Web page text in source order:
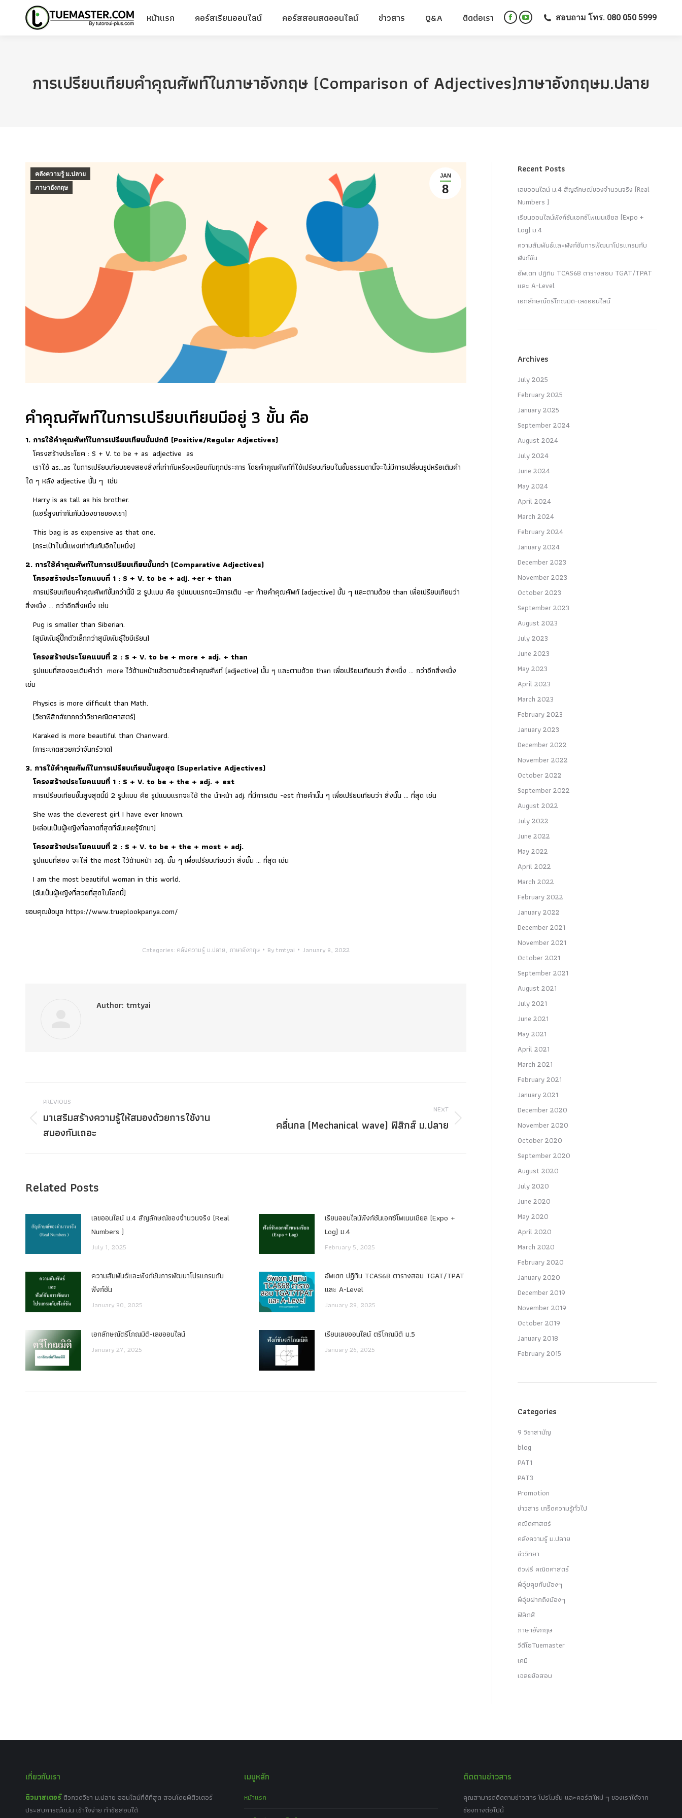
หน้าแรก คอร์สเรียนออนไลน์ คอร์สสอนสดออนไลน์ ข่าวสาร Q&A ติดต่อเรา
Facebook
new
window
YouTube
window
สอบถาม โทร. 080 050 5999
การเปรียบเทียบคำคุณศัพท์ในภาษาอังกฤษ (Comparison of Adjectives)ภาษาอังกฤษม.ปลาย
JAN
8
คลังความรู้ ม.ปลาย
ภาษาอังกฤษ
คำคุณศัพท์ในการเปรียบเทียบมีอยู่ 3 ขั้น คือ
1. การใช้คำคุณศัพท์ในการเปรียบเทียบขั้นปกติ (Positive/Regular Adjectives)
โครงสร้างประโยค : S + V. to be + as adjective as
เราใช้ as…as ในการเปรียบเทียบของสองสิ่งที่เท่ากันหรือเหมือนกันทุกประการ โดยคำคุณศัพท์ที่ใช้เปรียบเทียบในขั้นธรรมดานี้จะไม่มีการเปลี่ยนรูปหรือเติมคำ
ใด ๆ หลัง adjective นั้น ๆ เช่น
Harry is as tall as his brother.
(แฮรี่สูงเท่ากันกับน้องชายของเขา)
This bag is as expensive as that one.
(กระเป๋าใบนี้แพงเท่ากันกับอีกใบหนึ่ง)
2. การใช้คำคุณศัพท์ในการเปรียบเทียบขั้นกว่า (Comparative Adjectives)
โครงสร้างประโยคแบบที่ 1 : S + V. to be + adj. +er + than
การเปรียบเทียบคำคุณศัพท์ขั้นกว่านี้มี 2 รูปแบบ คือ รูปแบบแรกจะมีการเติม -er ท้ายคำคุณศัพท์ (adjective) นั้น ๆ และตามด้วย than เพื่อเปรียบเทียบว่า
สิ่งหนึ่ง … กว่าอีกสิ่งหนึ่ง เช่น
Pug is smaller than Siberian.
(สุนัขพันธุ์ปั๊กตัวเล็กกว่าสุนัขพันธุ์ไซบีเรียน)
โครงสร้างประโยคแบบที่ 2 : S + V. to be + more + adj. + than
รูปแบบที่สองจะเติมคำว่า more ไว้ด้านหน้าแล้วตามด้วยคำคุณศัพท์ (adjective) นั้น ๆ และตามด้วย than เพื่อเปรียบเทียบว่า สิ่งหนึ่ง … กว่าอีกสิ่งหนึ่ง
เช่น
Physics is more difficult than Math.
(วิชาฟิสิกส์ยากกว่าวิชาคณิตศาสตร์)
Karaked is more beautiful than Chanward.
(การะเกดสวยกว่าจันทร์วาด)
3. การใช้คำคุณศัพท์ในการเปรียบเทียบขั้นสูงสุด (Superlative Adjectives)
โครงสร้างประโยคแบบที่ 1 : S + V. to be + the + adj. + est
การเปรียบเทียบขั้นสูงสุดนี้มี 2 รูปแบบ คือ รูปแบบแรกจะใช้ the นำหน้า adj. ที่มีการเติม -est ท้ายคำนั้น ๆ เพื่อเปรียบเทียบว่า สิ่งนั้น … ที่สุด เช่น
She was the cleverest girl I have ever known.
(หล่อนเป็นผู้หญิงที่ฉลาดที่สุดที่ฉันเคยรู้จักมา)
โครงสร้างประโยคแบบที่ 2 : S + V. to be + the + most + adj.
รูปแบบที่สอง จะใส่ the most ไว้ด้านหน้า adj. นั้น ๆ เพื่อเปรียบเทียบว่า สิ่งนั้น … ที่สุด เช่น
I am the most beautiful woman in this world.
(ฉันเป็นผู้หญิงที่สวยที่สุดในโลกนี้)
ขอบคุณข้อมูล https://www.trueplookpanya.com/
Categories: คลังความรู้ ม.ปลาย, ภาษาอังกฤษ Bytmtyai January 8, 2022
Author: tmtyai
Post
navigation
PREVIOUS
Previous
post:
มาเสริมสร้างความรู้ให้สมองด้วยการใช้งาน
สมองกันเถอะ
NEXT
คลื่นกล (Mechanical wave) ฟิสิกส์ ม.ปลาย
Related Posts
เลขออนไลน์ ม.4 สัญลักษณ์ของจำนวนจริง (Real
Numbers )
July 1, 2025
เรียนออนไลน์ฟังก์ชันเอกซ์โพเนนเชียล (Expo +
Log) ม.4
February 5, 2025
ความสัมพันธ์และฟังก์ชันการพัฒนาโปรแกรมกับ
ฟังก์ชัน
January 30, 2025
อัพเดท ปฏิทิน TCAS68 ตารางสอบ TGAT/TPAT
และ A-Level
January 29, 2025
เอกลักษณ์ตรีโกณมิติ-เลขออนไลน์
January 27, 2025
เรียนเลขออนไลน์ ตรีโกณมิติ ม.5
January 26, 2025
Recent Posts
เลขออนไลน์ ม.4 สัญลักษณ์ของจำนวนจริง (Real
Numbers )
เรียนออนไลน์ฟังก์ชันเอกซ์โพเนนเชียล (Expo +
Log) ม.4
ความสัมพันธ์และฟังก์ชันการพัฒนาโปรแกรมกับ
ฟังก์ชัน
อัพเดท ปฏิทิน TCAS68 ตารางสอบ TGAT/TPAT
และ A-Level
เอกลักษณ์ตรีโกณมิติ-เลขออนไลน์
Archives
July 2025
February 2025
January 2025
September 2024
August 2024
July 2024
June 2024
May 2024
April 2024
March 2024
February 2024
January 2024
December 2023
November 2023
October 2023
September 2023
August 2023
July 2023
June 2023
May 2023
April 2023
March 2023
February 2023
January 2023
December 2022
November 2022
October 2022
September 2022
August 2022
July 2022
June 2022
May 2022
April 2022
March 2022
February 2022
January 2022
December 2021
November 2021
October 2021
September 2021
August 2021
July 2021
June 2021
May 2021
April 2021
March 2021
February 2021
January 2021
December 2020
November 2020
October 2020
September 2020
August 2020
July 2020
June 2020
May 2020
April 2020
March 2020
February 2020
January 2020
December 2019
November 2019
October 2019
January 2018
February 2015
Categories
9 วิชาสามัญ
blog
PAT1
PAT3
Promotion
ข่าวสาร เกร็ดความรู้ทั่วไป
คณิตศาสตร์
คลังความรู้ ม.ปลาย
ชีววิทยา
ติวฟรี คณิตศาสตร์
พี่อุ๋ยคุยกับน้องๆ
พี่อุ๋ยฝากถึงน้องๆ
ฟิสิกส์
ภาษาอังกฤษ
วีดีโอTuemaster
เคมี
เฉลยข้อสอบ
เกี่ยวกับเรา
ติวมาสเตอร์ ติวกวดวิชา ม.ปลาย ออนไลน์ที่ดีที่สุด สอนโดยพี่ติวเตอร์
ประสบการณ์แน่น เข้าใจง่าย ทำข้อสอบได้
เมนูหลัก
หน้าแรก
ติดตามข่าวสาร
คุณสามารถติดตามข่าวสาร โปรโมชั่น และคอร์สใหม่ ๆ ของเราได้จาก
ช่องทางต่อไปนี้
หน้าแรก คอร์สเรียนออนไลน์ คอร์สสอนสดออนไลน์ ข่าวสาร Q&A ติดต่อเรา
Facebook
window
YouTube
window
สอบถาม โทร. 080 050 5999